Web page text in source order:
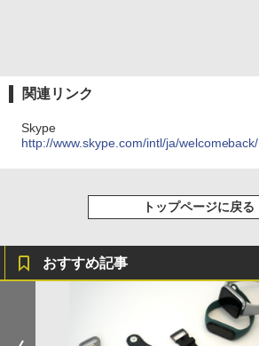
関連リンク
Skype
http://www.skype.com/intl/ja/welcomeback/
トップページに戻る
おすすめ記事